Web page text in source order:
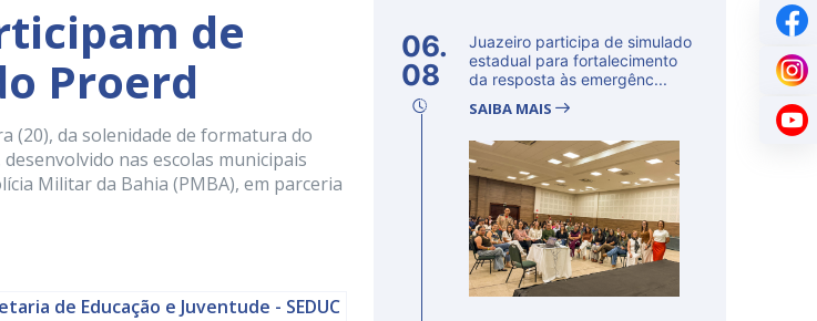
de
Proerd
(20), da solenidade de formatura do
nas escolas municipais
Militar da Bahia (PMBA), em parceria
de Educação e Juventude - SEDUC
06.
08
Juazeiro participa de simulado
estadual para fortalecimento
da resposta às emergênc...
SAIBA MAIS